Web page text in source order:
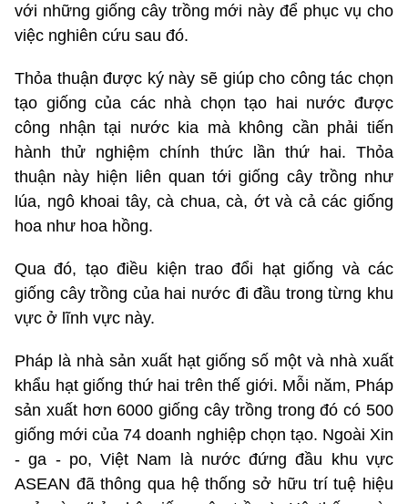
với những giống cây trồng mới này để phục vụ cho
việc nghiên cứu sau đó.
Thỏa thuận được ký này sẽ giúp cho công tác chọn
tạo giống của các nhà chọn tạo hai nước được
công nhận tại nước kia mà không cần phải tiến
hành thử nghiệm chính thức lần thứ hai. Thỏa
thuận này hiện liên quan tới giống cây trồng như
lúa, ngô khoai tây, cà chua, cà, ớt và cả các giống
hoa như hoa hồng.
Qua đó, tạo điều kiện trao đổi hạt giống và các
giống cây trồng của hai nước đi đầu trong từng khu
vực ở lĩnh vực này.
Pháp là nhà sản xuất hạt giống số một và nhà xuất
khẩu hạt giống thứ hai trên thế giới. Mỗi năm, Pháp
sản xuất hơn 6000 giống cây trồng trong đó có 500
giống mới của 74 doanh nghiệp chọn tạo. Ngoài Xin
- ga - po, Việt Nam là nước đứng đầu khu vực
ASEAN đã thông qua hệ thống sở hữu trí tuệ hiệu